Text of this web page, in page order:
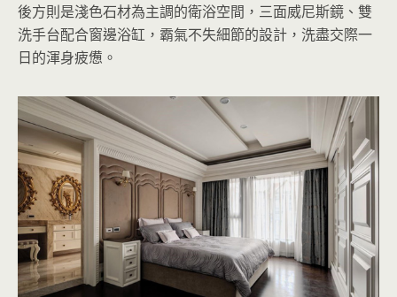
後方則是淺色石材為主調的衛浴空間，三面威尼斯鏡、雙
洗手台配合窗邊浴缸，霸氣不失細節的設計，洗盡交際一
日的渾身疲憊。